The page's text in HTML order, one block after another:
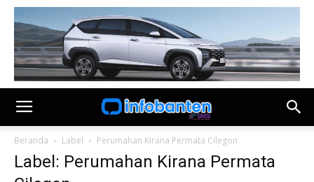
Beranda Label Perumahan Kirana Permata Cilegon
Label: Perumahan Kirana Permata